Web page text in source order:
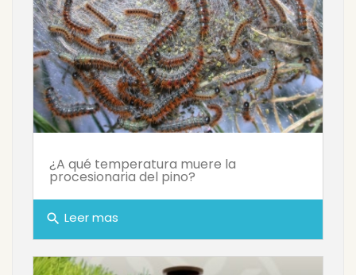
¿A qué temperatura muere la
procesionaria del pino?
search Leer mas